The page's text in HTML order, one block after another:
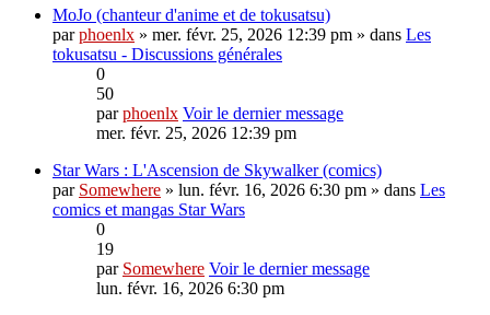
MoJo (chanteur d'anime et de tokusatsu)
parphoenlx » mer. févr. 25, 2026 12:39 pm » dans Les
tokusatsu - Discussions générales
0
50
parphoenlx Voir le dernier message
mer. févr. 25, 2026 12:39 pm
Star Wars : L'Ascension de Skywalker (comics)
par Somewhere » lun. févr. 16, 2026 6:30 pm » dans Les
comics et mangas Star Wars
0
19
par Somewhere Voir le dernier message
lun. févr. 16, 2026 6:30 pm